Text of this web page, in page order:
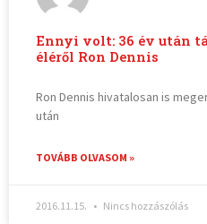
Ennyi volt: 36 év után
éléről Ron Dennis
Ron Dennis hivatalosan is
után
TOVÁBB OLVASOM »
2016.11.15. Nincs hozzászólás